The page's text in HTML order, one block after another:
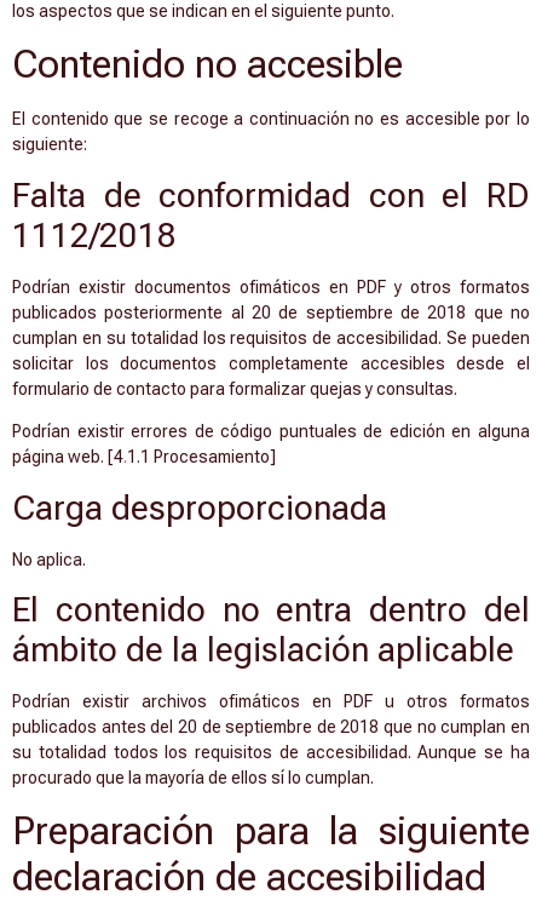
los aspectos que se indican en el siguiente punto.
Contenido no accesible
El contenido que se recoge a continuación no es accesible por lo
siguiente:
Falta de conformidad con el RD
1112/2018
Podrían existir documentos ofimáticos en PDF y otros formatos
publicados posteriormente al 20 de septiembre de 2018 que no
cumplan en su totalidad los requisitos de accesibilidad. Se pueden
solicitar los documentos completamente accesibles desde el
formulario de contacto para formalizar quejas y consultas.
Podrían existir errores de código puntuales de edición en alguna
página web. [4.1.1 Procesamiento]
Carga desproporcionada
No aplica.
El contenido no entra dentro del
ámbito de la legislación aplicable
Podrían existir archivos ofimáticos en PDF u otros formatos
publicados antes del 20 de septiembre de 2018 que no cumplan en
su totalidad todos los requisitos de accesibilidad. Aunque se ha
procurado que la mayoría de ellos sí lo cumplan.
Preparación para la siguiente
declaración de accesibilidad